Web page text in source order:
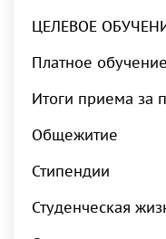
ЦЕЛЕВОЕ
Платное обучение
Итоги приема за
Общежитие
Стипендии
Студенческая